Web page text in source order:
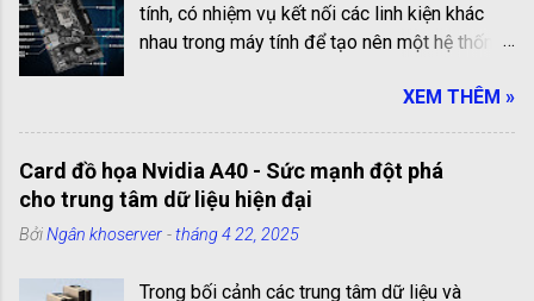
tính, có nhiệm vụ kết nối các linh kiện khác
nhau trong máy tính để tạo nên một hệ thống
mainboard là những cổng truyền thông giúp
kết nối các linh kiện với nhau. Chúng có vai trò
quan trọng trong việc kết nối và truyền tải dữ
liệu giữa các linh kiện bên trong máy tính.
Trong bài viết này, chúng ta sẽ cùng tìm hiểu
chi tiết và đầy đủ nhất về các cổng kết nối
XEM THÊM »
Card đồ họa Nvidia A40 - Sức mạnh đột phá
cho trung tâm dữ liệu hiện đại
BởiNgân khoserver -tháng 4 22, 2025
Trong bối cảnh các trung tâm dữ liệu và